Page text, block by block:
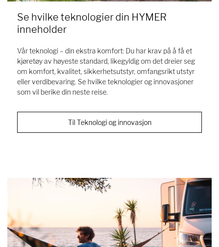
Se hvilke teknologier din HYMER
inneholder
Vår teknologi – din ekstra komfort: Du har krav på å få et
kjøretøy av høyeste standard, likegyldig om det dreier seg
om komfort, kvalitet, sikkerhetsutstyr, omfangsrikt utstyr
eller verdibevaring. Se hvilke teknologier og innovasjoner
som vil berike din neste reise.
Til Teknologi og innovasjon